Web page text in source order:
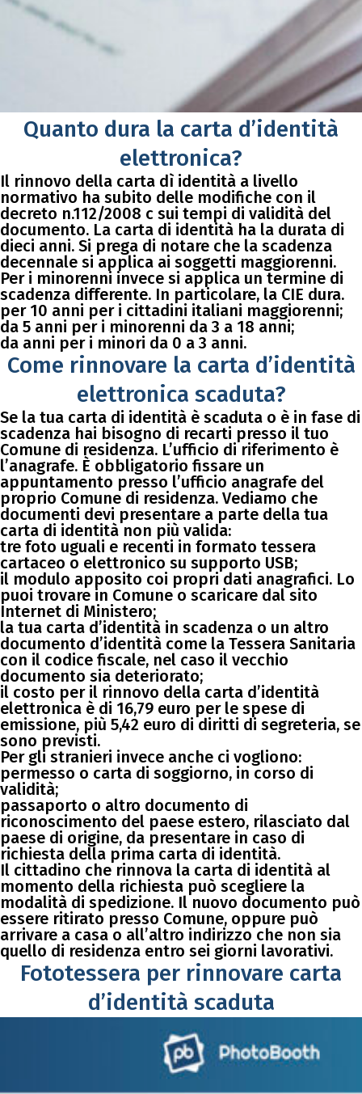
Quanto dura la carta d’identità
elettronica?
Il rinnovo della carta dì identità a livello
normativo ha subito delle modifiche con il
decreto n.112/2008 c sui tempi di validità del
documento. La carta di identità ha la durata di
dieci anni. Si prega di notare che la scadenza
decennale si applica ai soggetti maggiorenni.
Per i minorenni invece si applica un termine di
scadenza differente. In particolare, la CIE dura.
per 10 anni per i cittadini italiani maggiorenni;
da 5 anni per i minorenni da 3 a 18 anni;
da anni per i minori da 0 a 3 anni.
Come rinnovare la carta d’identità
elettronica scaduta?
Se la tua carta di identità è scaduta o è in fase di
scadenza hai bisogno di recarti presso il tuo
Comune di residenza. L’ufficio di riferimento è
l’anagrafe. È obbligatorio fissare un
appuntamento presso l’ufficio anagrafe del
proprio Comune di residenza. Vediamo che
documenti devi presentare a parte della tua
carta di identità non più valida:
tre foto uguali e recenti in formato tessera
cartaceo o elettronico su supporto USB;
il modulo apposito coi propri dati anagrafici. Lo
puoi trovare in Comune o scaricare dal sito
Internet di Ministero;
la tua carta d’identità in scadenza o un altro
documento d’identità come la Tessera Sanitaria
con il codice fiscale, nel caso il vecchio
documento sia deteriorato;
il costo per il rinnovo della carta d’identità
elettronica è di 16,79 euro per le spese di
emissione, più 5,42 euro di diritti di segreteria, se
sono previsti.
Per gli stranieri invece anche ci vogliono:
permesso o carta di soggiorno, in corso di
validità;
passaporto o altro documento di
riconoscimento del paese estero, rilasciato dal
paese di origine, da presentare in caso di
richiesta della prima carta di identità.
Il cittadino che rinnova la carta di identità al
momento della richiesta può scegliere la
modalità di spedizione. Il nuovo documento può
essere ritirato presso Comune, oppure può
arrivare a casa o all’altro indirizzo che non sia
quello di residenza entro sei giorni lavorativi.
Fototessera per rinnovare carta
d’identità scaduta